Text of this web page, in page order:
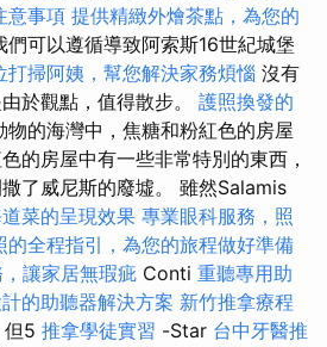
意事項 提供精緻外燴茶點，為您的
們可以遵循導致阿索斯16世紀城堡
打掃阿姨，幫您解決家務煩惱 沒有
於觀點，值得散步。 護照換發的
物的海灣中，焦糖和粉紅色的房屋
的房屋中有一些非常特別的東西，
了威尼斯的廢墟。 雖然Salamis
菜的呈現效果 專業眼科服務，照
的全程指引，為您的旅程做好準備
讓家居無瑕疵 Conti 重聽專用助
的助聽器解決方案 新竹推拿療程
但5 推拿學徒實習 -Star 台中牙醫推